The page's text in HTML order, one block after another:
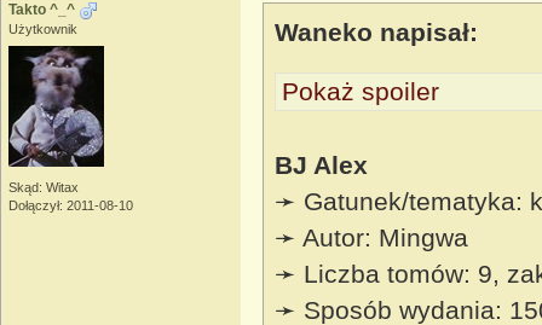
Takto ^_^
Użytkownik
Skąd: Witax
Dołączył: 2011-08-10
Waneko napisał:
Pokaż spoiler
BJ Alex
➛ Gatunek/tematyka:
➛ Autor: Mingwa
➛ Liczba tomów: 9,
➛ Sposób wydania: